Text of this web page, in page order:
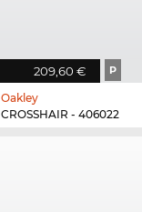
209,60 € P
Oakley
CROSSHAIR - 406022